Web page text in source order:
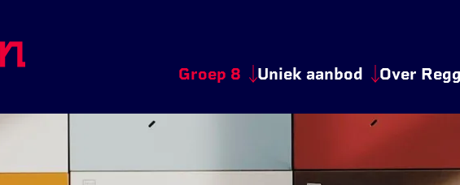
Groep 8
Van groep 8 naar de eerste
Je eerste schoolweek
Uniek aanbod
Begeleiding op maat
ICT-rijk onderwijs
Over
Hier